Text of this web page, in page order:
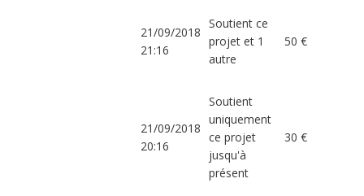
21/09/2018
21:16
Soutient ce
projet et 1
autre
50 €
21/09/2018
20:16
Soutient
uniquement
ce projet
jusqu'à
présent
30 €